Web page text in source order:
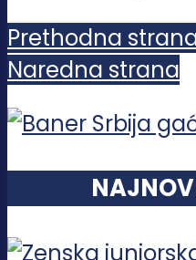
Prethodna
Naredna strana